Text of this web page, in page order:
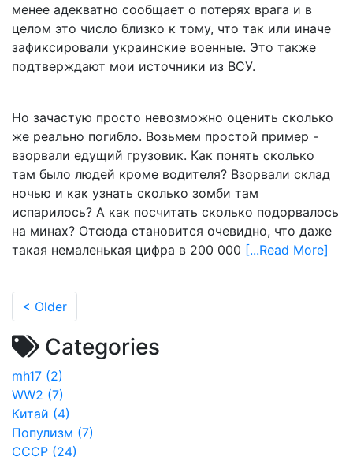
менее адекватно сообщает о потерях врага и в
целом это число близко к тому, что так или иначе
зафиксировали украинские военные. Это также
подтверждают мои источники из ВСУ.
Но зачастую просто невозможно оценить сколько
же реально погибло. Возьмем простой пример -
взорвали едущий грузовик. Как понять сколько
там было людей кроме водителя? Взорвали склад
ночью и как узнать сколько зомби там
испарилось? А как посчитать сколько подорвалось
на минах? Отсюда становится очевидно, что даже
такая немаленькая цифра в 200 000 [...Read More]
< Older
Categories
mh17 (2)
WW2 (7)
Китай (4)
Популизм (7)
СССР (24)